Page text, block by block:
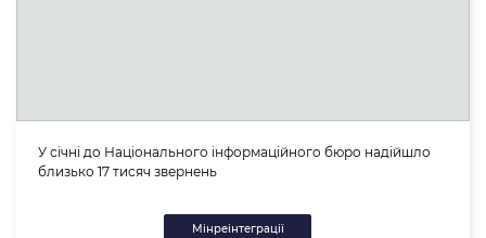
У січні до Національного інформаційного бюро надійшло
близько 17 тисяч звернень
Мінреінтеграції